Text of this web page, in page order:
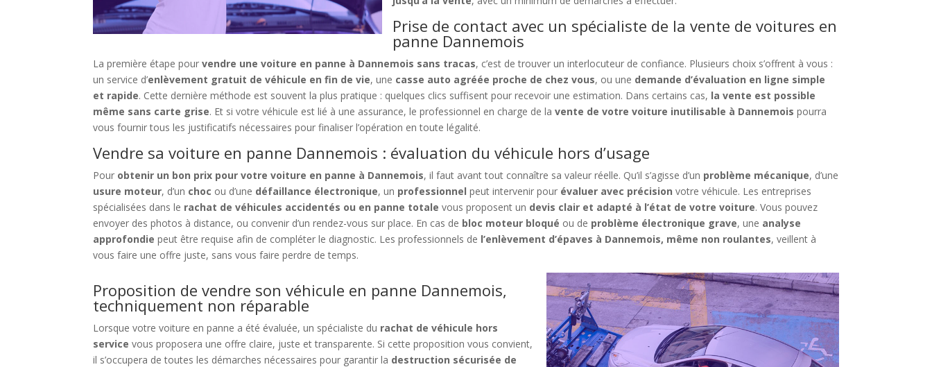
Prise de contact avec un spécialiste de la vente de voitures en
panne Dannemois
La première étape pourvendre une voiture en panne à Dannemois sans tracas, c’est de trouver un interlocuteur de confiance. Plusieurs choix s’offrent à vous :
un service d’enlèvement gratuit de véhicule en fin de vie, une casse auto agréée proche de chez vous, ou une demande d’évaluation en ligne simple
et rapide. Cette dernière méthode est souvent la plus pratique : quelques clics suffisent pour recevoir une estimation. Dans certains cas, la vente est possible
même sans carte grise. Et si votre véhicule est lié à une assurance, le professionnel en charge de lavente de votre voiture inutilisable à Dannemois pourra
vous fournir tous les justificatifs nécessaires pour finaliser l’opération en toute légalité.
Vendre sa voiture en panne Dannemois : évaluation du véhicule hors d’usage
Pour obtenir un bon prix pour votre voiture en panne à Dannemois, il faut avant tout connaître sa valeur réelle. Qu’il s’agisse d’un problème mécanique, d’une
usure moteur, d’un choc ou d’une défaillance électronique, un professionnel peut intervenir pour évaluer avec précision votre véhicule. Les entreprises
spécialisées dans le rachat de véhicules accidentés ou en panne totale vous proposent un devis clair et adapté à l’état de votre voiture. Vous pouvez
envoyer des photos à distance, ou convenir d’un rendez-vous sur place. En cas de bloc moteur bloqué ou de problème électronique grave, une analyse
approfondie peut être requise afin de compléter le diagnostic. Les professionnels de l’enlèvement d’épaves à Dannemois, même non roulantes, veillent à
vous faire une offre juste, sans vous faire perdre de temps.
Proposition de vendre son véhicule en panne Dannemois,
techniquement non réparable
Lorsque votre voiture en panne a été évaluée, un spécialiste du rachat de véhicule hors
service vous proposera une offre claire, juste et transparente. Si cette proposition vous convient,
il s’occupera de toutes les démarches nécessaires pour garantir la destruction sécurisée de